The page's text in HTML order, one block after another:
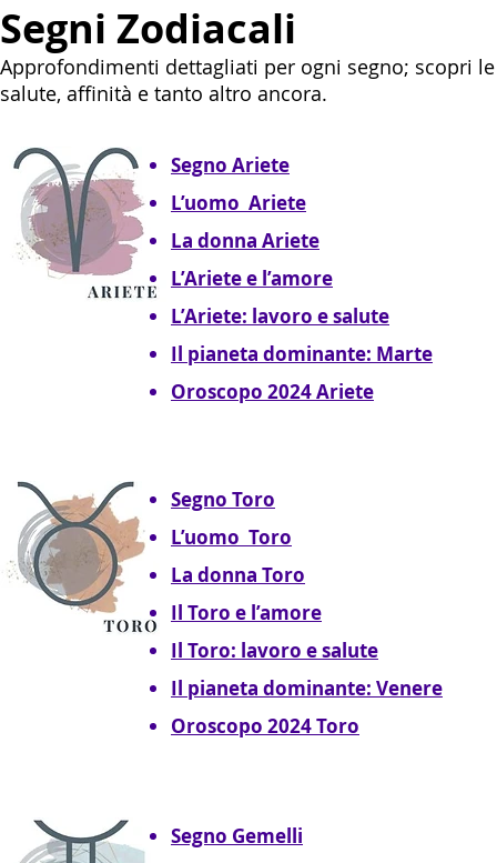
Segni Zodiacali
Approfondimenti dettagliati per ogni segno; scopri
salute, affinità e tanto altro ancora.
Segno Ariete
L’uomo Ariete
La donna Ariete
L’Ariete e l’amore
L’Ariete: lavoro e salute
Il pianeta dominante: Marte
Oroscopo 2024 Ariete
Segno Toro
L’uomo Toro
La donna Toro
Il Toro e l’amore
Il Toro: lavoro e salute
Il pianeta dominante: Venere
Oroscopo 2024 Toro
Segno Gemelli